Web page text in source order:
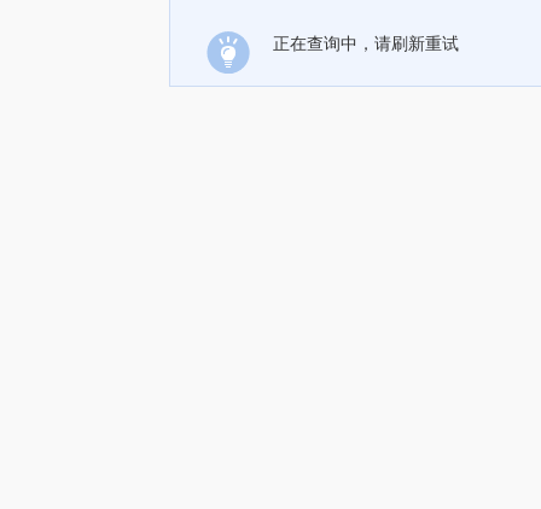
正在查询中，请刷新重试